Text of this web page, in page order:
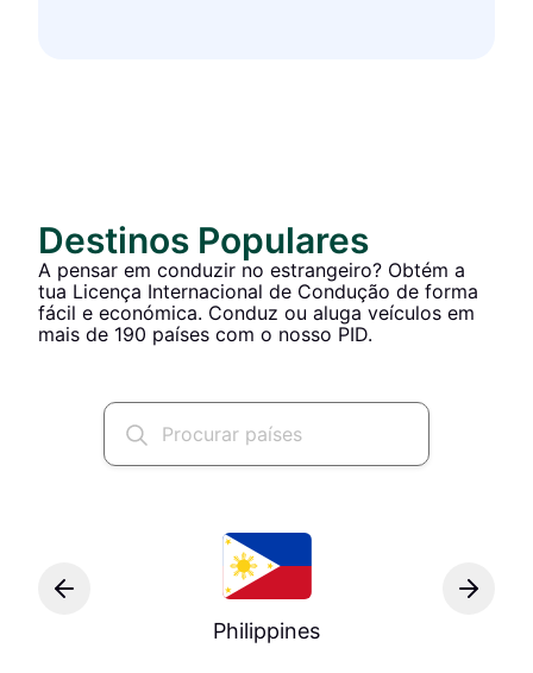
Destinos Populares
A pensar em conduzir no estrangeiro? Obtém a
tua Licença Internacional de Condução de forma
fácil e económica. Conduz ou aluga veículos em
mais de 190 países com o nosso PID.
Philippines